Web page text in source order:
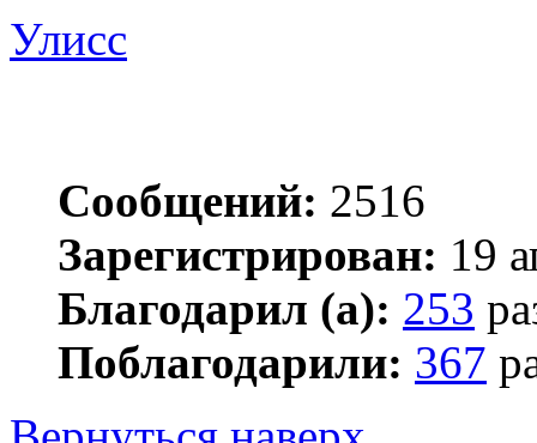
Улисс
Сообщений: 2516
Зарегистрирован: 19
Благодарил (а): 253
Поблагодарили: 367